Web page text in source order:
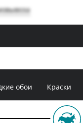
обои Краски